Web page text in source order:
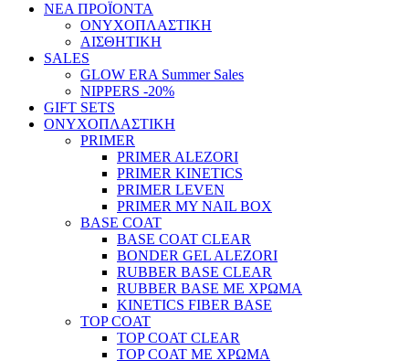
ΝΕΑ ΠΡΟΪΟΝΤΑ
ΟΝΥΧΟΠΛΑΣΤΙΚΗ
ΑΙΣΘΗΤΙΚΗ
SALES
GLOW ERA Summer Sales
NIPPERS -20%
GIFT SETS
ΟΝΥΧΟΠΛΑΣΤΙΚΗ
PRIMER
PRIMER ALEZORI
PRIMER KINETICS
PRIMER LEVEN
PRIMER MY NAIL BOX
BASE COAT
BASE COAT CLEAR
BONDER GEL ALEZORI
RUBBER BASE CLEAR
RUBBER BASE ΜΕ ΧΡΩΜΑ
KINETICS FIBER BASE
TOP COAT
TOP COAT CLEAR
TOP COAT ΜΕ ΧΡΩΜΑ